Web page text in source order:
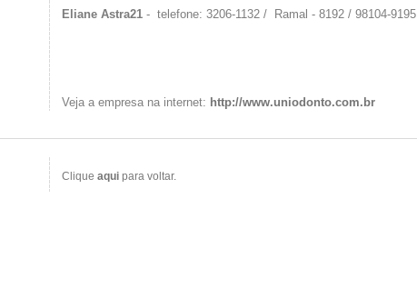
Eliane Astra21 - telefone: 3206-1132 / Ramal - 8192 / 98104-9195
Veja a empresa na internet: http://www.uniodonto.com.br
Clique aqui para voltar.